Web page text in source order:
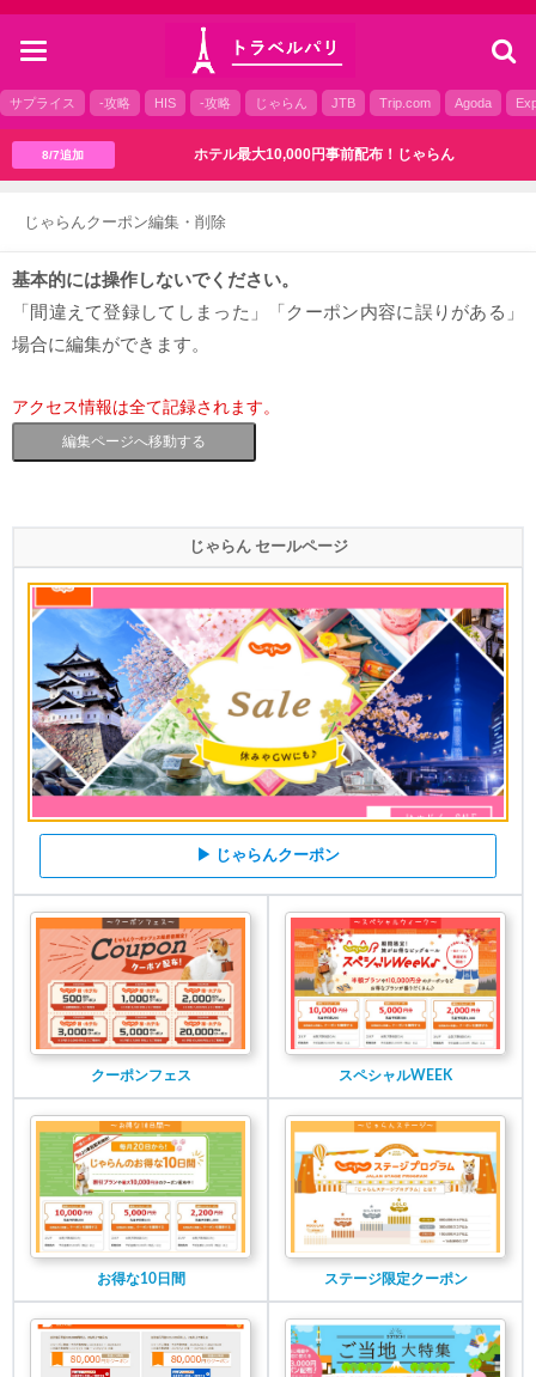
toggle
サプライス -攻略 HIS -攻略 じゃらん JTB Trip.com Agoda
8/7追加 ホテル最大10,000円事前配布！じゃらん
じゃらんクーポン編集・削除
基本的には操作しないでください。
「間違えて登録してしまった」「クーポン内容に誤りがある」
場合に編集ができます。
アクセス情報は全て記録されます。
編集ページへ移動する
じゃらん セールページ
▶ じゃらんクーポン
クーポンフェス スペシャルWEEK
お得な10日間 ステージ限定クーポン